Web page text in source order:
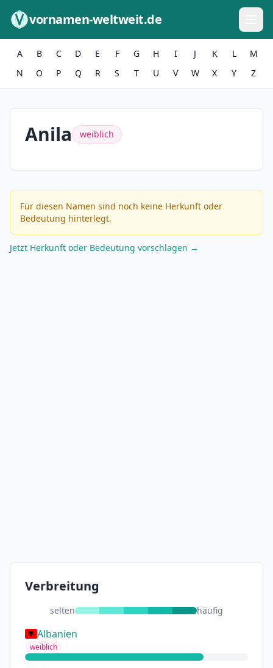
vornamen-weltweit.de
A B C D E F G H I J K L
M
N
O P Q R S T U V W X Y Z
Anila weiblich
Für diesen Namen sind noch keine Herkunft oder
Bedeutung hinterlegt.
Jetzt Herkunft oder Bedeutung vorschlagen →
Verbreitung
selten häufig
Albanien
weiblich